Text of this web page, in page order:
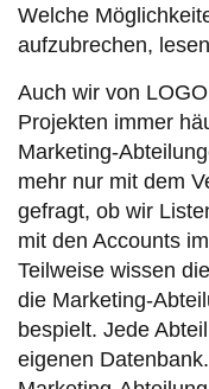
Welche
aufzubrechen,
Auch wir von
Projekten immer
Marketing-
mehr nur mit dem
gefragt, ob wir
mit den Accounts
Teilweise wissen
die Marketing-
bespielt. Jede
eigenen